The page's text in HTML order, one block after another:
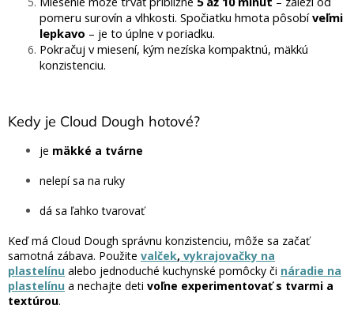
pomeru surovín a vlhkosti. Spočiatku hmota pôsobíveľmi
lepkavo – je to úplne v poriadku.
Pokračuj v miesení, kým nezíska kompaktnú, mäkkú
konzistenciu.
Kedy je Cloud Dough hotové?
je mäkké a tvárne
nelepí sa na ruky
dá sa ľahko tvarovať
Keď má Cloud Dough správnu konzistenciu, môže sa začať
samotná zábava. Použite valček, vykrajovačky na
plastelínu alebo jednoduché kuchynské pomôcky či náradie na
plastelínu a nechajte deti voľne experimentovať s tvarmi a
textúrou.